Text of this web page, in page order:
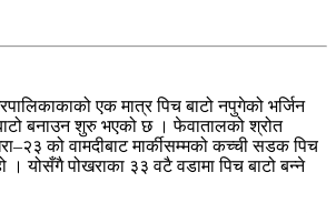
एक मात्र पिच बाटो नपुगेको भर्जिन
बनाउन शुरु भएको छ । फेवातालको श्रोत
को वामदीबाट मार्कीसम्मको कच्ची सडक पिच
। योसँगै पोखराका ३३ वटै वडामा पिच बाटो बन्ने